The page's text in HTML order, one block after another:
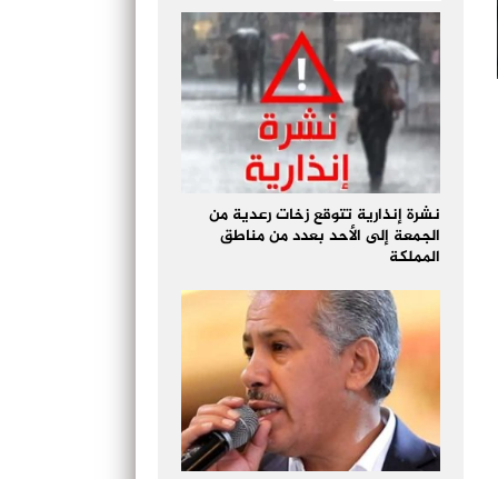
نشرة إنذارية تتوقع زخات رعدية من
الجمعة إلى الأحد بعدد من مناطق
المملكة